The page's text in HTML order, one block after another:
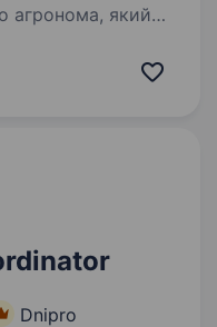
агронома, який
Dnipro